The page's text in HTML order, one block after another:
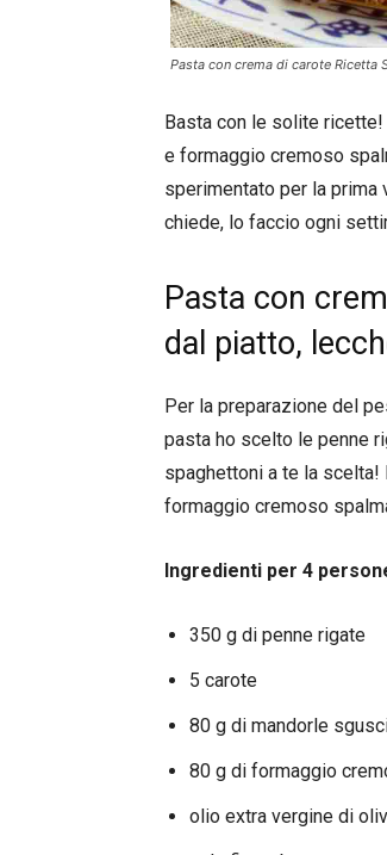
Pasta con crema di carote Ricetta
Basta con le solite
e formaggio cremoso
sperimentato per la
chiede, lo faccio ogni
Pasta con
dal piatto,
Per la preparazione del
pasta ho scelto le penne
spaghettoni a te la
formaggio cremoso
Ingredienti per 4
350 g di penne rigate
5 carote
80 g di mandorle
80 g di formaggio
olio extra vergine di